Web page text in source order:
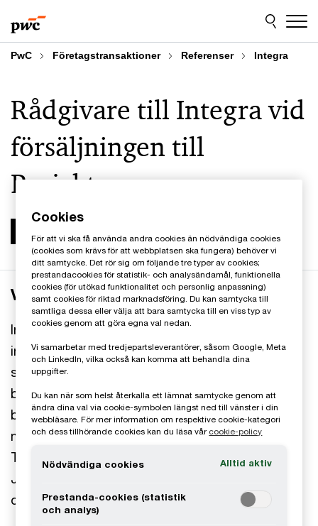
to
content
to
footer
PwC Företagstransaktioner Referenser Integra
Rådgivare till Integra vid
försäljningen till
Projektengagemang
Verksamheten
Integra är specialiserade på byggkonstruktion
inom såväl byggsektorn som industrin med
specialisttjänster inom byggprojektledning,
byggnadsfysik, markprojektering och
brandskydds-projektering. Integra har över 200
medarbetare utspridda på tio kontor i Sverige –
Trollhättan, Göteborg, Karlstad, Stockholm,
Jönköping, Örebro, Malmö, Linköping, Uddevalla
och Visby.
Cookies
För att vi ska få använda andra cookies än nödvändiga cookies
(cookies som krävs för att webbplatsen ska fungera) behöver vi
ditt samtycke. Det rör sig om följande tre typer av cookies;
prestandacookies för statistik- och analysändamål, funktionella
cookies (för utökad funktionalitet och personlig anpassning)
samt cookies för riktad marknadsföring. Du kan samtycka till
samtliga dessa eller välja att bara samtycka till en viss typ av
cookies genom att göra egna val nedan.
Vi samarbetar med tredjepartsleverantörer, såsom Google, Meta
och LinkedIn, vilka också kan komma att behandla dina
uppgifter.
Du kan när som helst återkalla ett lämnat samtycke genom att
ändra dina val via cookie-symbolen längst ned till vänster i din
webbläsare. För mer information om respektive cookie-kategori
och dess tillhörande cookies kan du läsa vår cookie-policy
Nödvändiga cookies Alltid aktiv
Prestanda-cookies (statistik
och analys)